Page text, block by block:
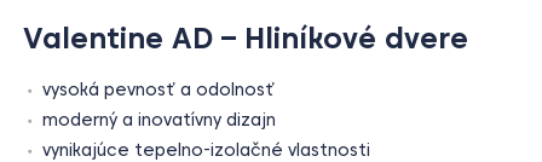
Valentine AD – Hliníkové dvere
vysoká pevnosť a odolnosť
moderný a inovatívny dizajn
vynikajúce tepelno-izolačné vlastnosti
1